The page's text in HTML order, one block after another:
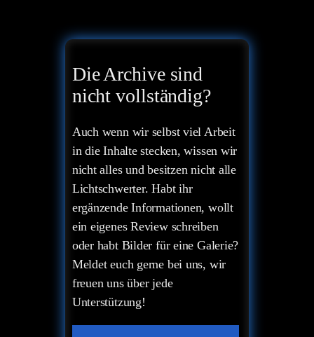
Die Archive sind
nicht vollständig?
Auch wenn wir selbst viel Arbeit
in die Inhalte stecken, wissen wir
nicht alles und besitzen nicht alle
Lichtschwerter. Habt ihr
ergänzende Informationen, wollt
ein eigenes Review schreiben
oder habt Bilder für eine Galerie?
Meldet euch gerne bei uns, wir
freuen uns über jede
Unterstützung!